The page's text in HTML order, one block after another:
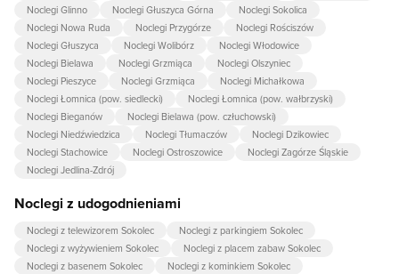
Noclegi Glinno
Noclegi Głuszyca Górna
Noclegi Sokolica
Noclegi Nowa Ruda
Noclegi Przygórze
Noclegi Rościszów
Noclegi Głuszyca
Noclegi Wolibórz
Noclegi Włodowice
Noclegi Bielawa
Noclegi Grzmiąca
Noclegi Olszyniec
Noclegi Pieszyce
Noclegi Grzmiąca
Noclegi Michałkowa
Noclegi Łomnica (pow. siedlecki)
Noclegi Łomnica (pow. wałbrzyski)
Noclegi Bieganów
Noclegi Bielawa (pow. człuchowski)
Noclegi Niedźwiedzica
Noclegi Tłumaczów
Noclegi Dzikowiec
Noclegi Stachowice
Noclegi Ostroszowice
Noclegi Zagórze Śląskie
Noclegi Jedlina-Zdrój
Noclegi z udogodnieniami
Noclegi z telewizorem Sokolec
Noclegi z parkingiem Sokolec
Noclegi z wyżywieniem Sokolec
Noclegi z placem zabaw Sokolec
Noclegi z basenem Sokolec
Noclegi z kominkiem Sokolec